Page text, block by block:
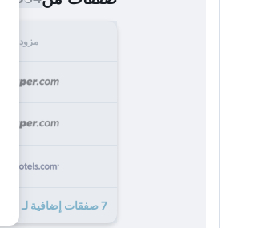
مزود
7 صفقات إضافية لـ اس بي في لوكشوري أوشن هوتل سويتس